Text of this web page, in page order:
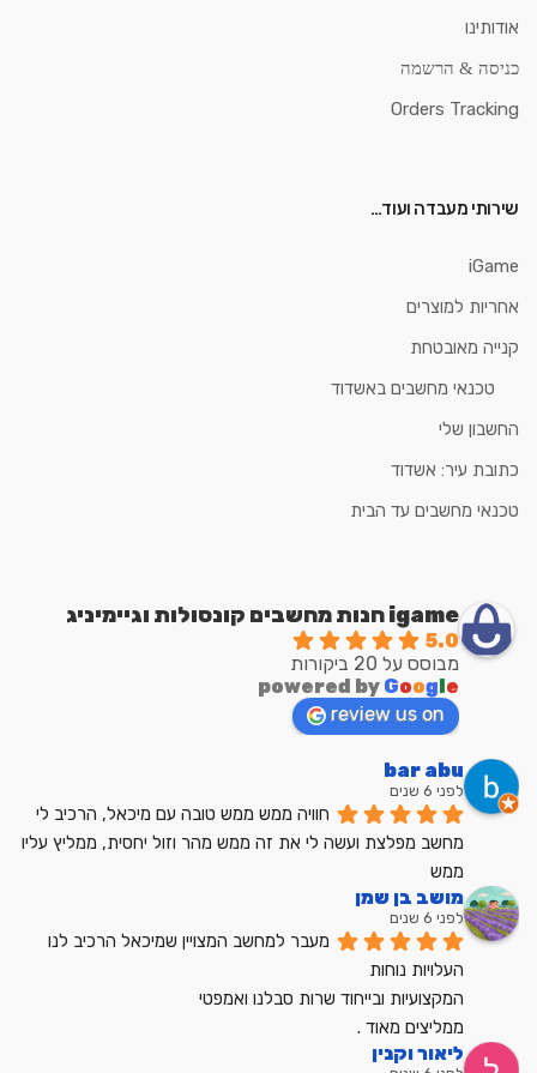
אודותינו
כניסה & הרשמה
Orders Tracking
שירותי מעבדה ועוד…
iGame
אחריות למוצרים
קנייה מאובטחת
טכנאי מחשבים באשדוד
החשבון שלי
כתובת עיר: אשדוד
טכנאי מחשבים עד הבית
igame חנות מחשבים קונסולות וגיימיניג
5.0
מבוסס על 20 ביקורות
powered by Goog e
review us on
bar abu
לפני 6 שנים
ממש
מושב בן שמן
לפני 6 שנים
מעבר למחשב המצויין שמיכאל הרכיב לנו
העלויות נוחות
המקצועיות ובייחוד שרות סבלנו ואמפטי
ממליצים מאוד .
ליאור וקנין